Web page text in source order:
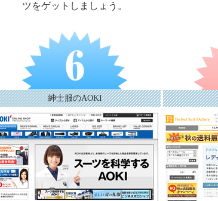
ツをゲットしましょう。
紳士服のAOKI